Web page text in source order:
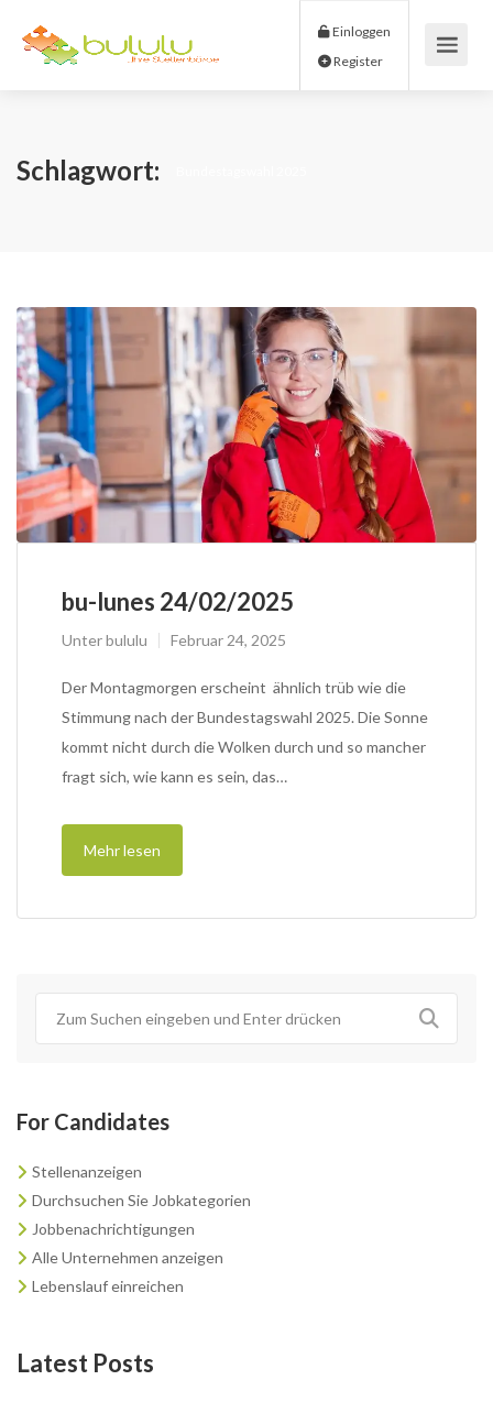
Einloggen
Schlagwort:
bu-lunes 24/02/2025
Unterbululu Februar 24, 2025
Der Montagmorgen erscheint ähnlich trüb wie die
Stimmung nach der Bundestagswahl 2025. Die Sonne
kommt nicht durch die Wolken durch und so mancher
fragt sich, wie kann es sein, das…
Mehr lesen
For Candidates
Stellenanzeigen
Durchsuchen Sie Jobkategorien
Jobbenachrichtigungen
Alle Unternehmen anzeigen
Lebenslauf einreichen
Latest Posts